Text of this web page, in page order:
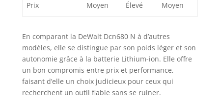
Prix Moyen Élevé Moyen
En comparant la DeWalt Dcn680 N à d’autres
modèles, elle se distingue par son poids léger et son
autonomie grâce à la batterie Lithium-ion. Elle offre
un bon compromis entre prix et performance,
faisant d’elle un choix judicieux pour ceux qui
recherchent un outil fiable sans se ruiner.